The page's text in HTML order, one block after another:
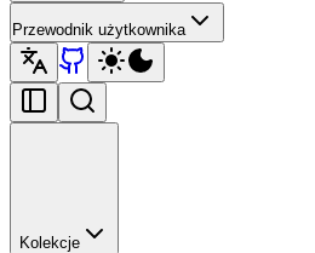
Przewodnik użytkownika
Kolekcje